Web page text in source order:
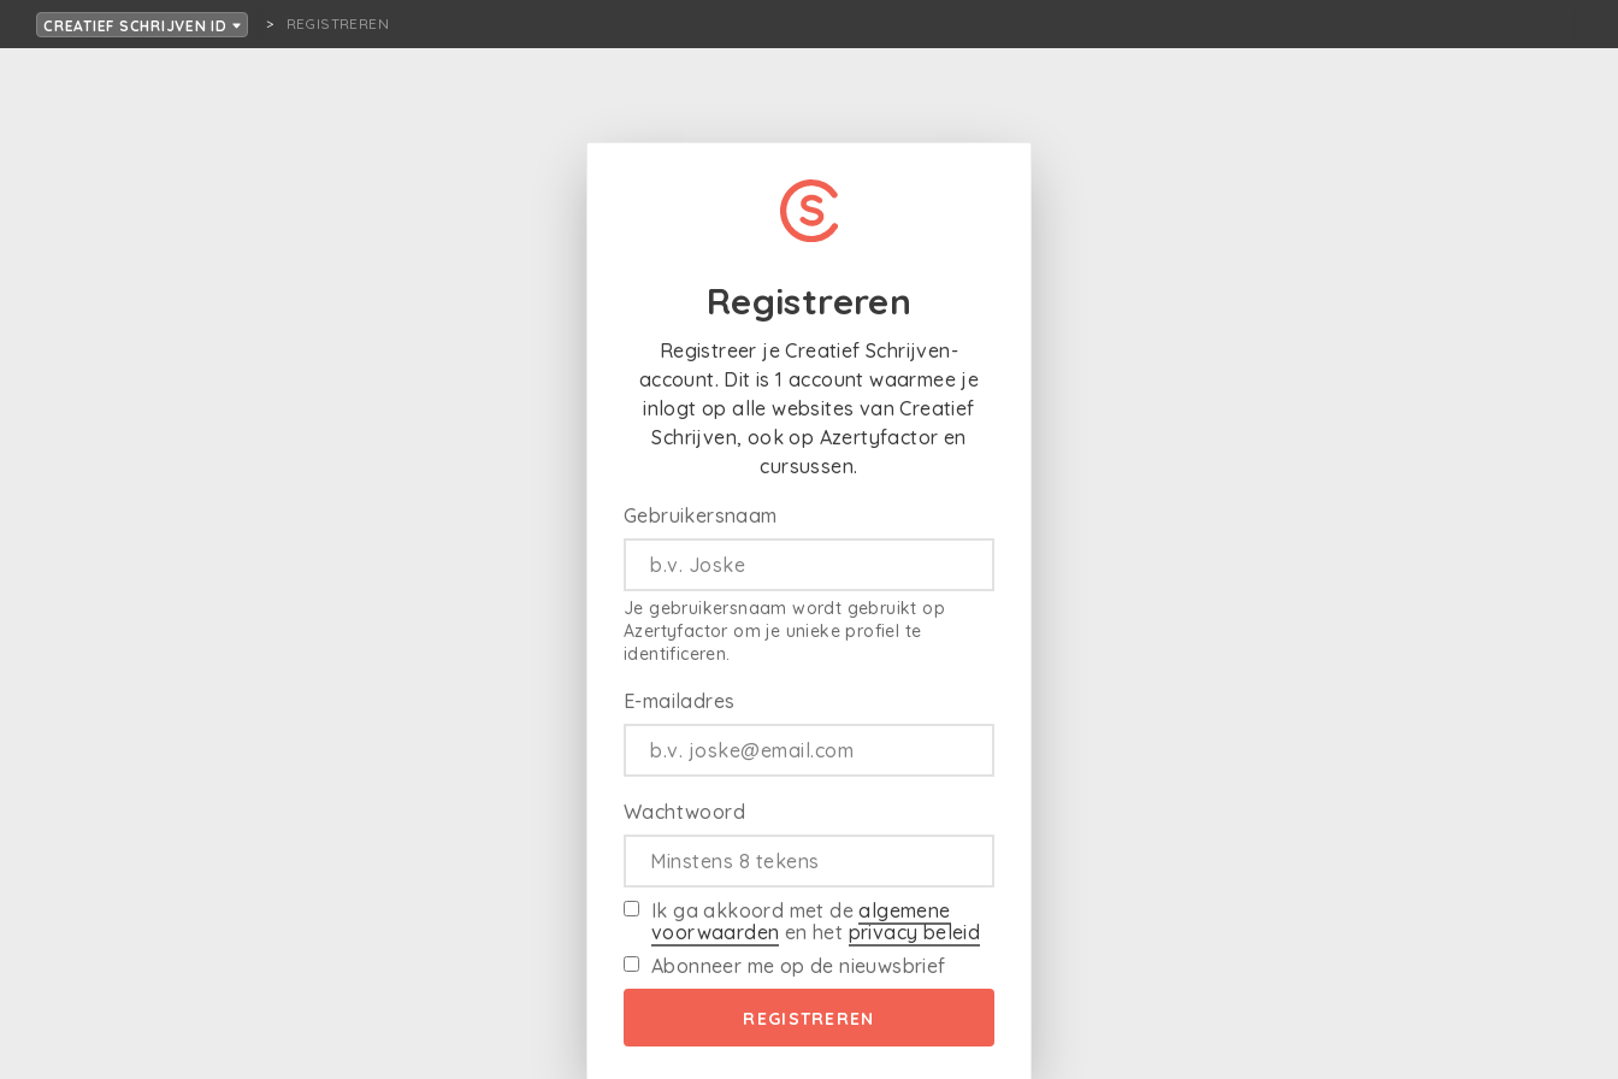
CREATIEF SCHRIJVEN ID REGISTREREN
Registreren
Registreer je Creatief Schrijven-
account. Dit is 1 account waarmee je
inlogt op alle websites van Creatief
Schrijven, ook op Azertyfactor en
cursussen.
Gebruikersnaam
Je gebruikersnaam wordt gebruikt op
Azertyfactor om je unieke profiel te
identificeren.
E-mailadres
Wachtwoord
Ik ga akkoord met dealgemene
voorwaarden en het privacy beleid
Abonneer me op de nieuwsbrief
REGISTREREN